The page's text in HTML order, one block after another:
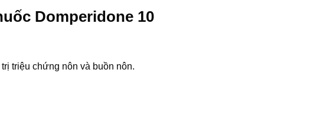
Domperidone 10
triệu chứng nôn và buồn nôn.